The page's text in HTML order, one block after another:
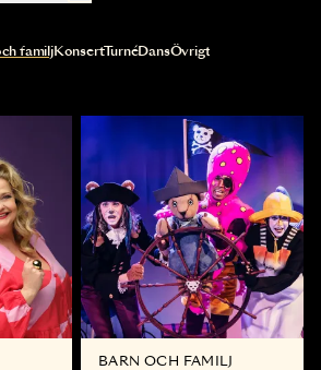
innehållet automatiskt
familjKonsertTurnéDansÖvrigt
BARN OCH FAMILJ